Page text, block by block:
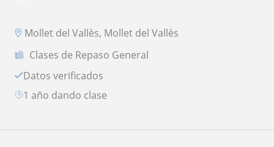
Mollet del Vallès, Mollet del Vallès
Clases de Repaso General
Datos verificados
1 año dando clase